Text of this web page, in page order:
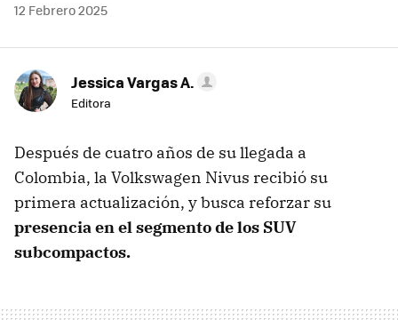
12 Febrero 2025
Jessica Vargas A.
Editora
Después de cuatro años de su llegada a
Colombia, la Volkswagen Nivus recibió su
primera actualización, y busca reforzar su
presencia en el segmento de los SUV
subcompactos.